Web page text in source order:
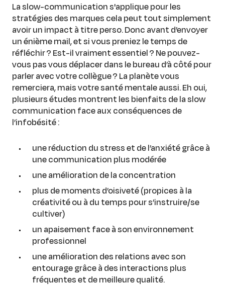
La slow-communication s'applique pour les
stratégies des marques cela peut tout simplement
avoir un impact à titre perso. Donc avant d’envoyer
un énième mail, et si vous preniez le temps de
réfléchir ? Est-il vraiment essentiel ? Ne pouvez-
vous pas vous déplacer dans le bureau d’à côté pour
parler avec votre collègue ? La planète vous
remerciera, mais votre santé mentale aussi. Eh oui,
plusieurs études montrent les bienfaits de la slow
communication face aux conséquences de
l’infobésité :
une réduction du stress et de l’anxiété grâce à
une communication plus modérée
une amélioration de la concentration
plus de moments d’oisiveté (propices à la
créativité ou à du temps pour s’instruire/se
cultiver)
un apaisement face à son environnement
professionnel
une amélioration des relations avec son
entourage grâce à des interactions plus
fréquentes et de meilleure qualité.